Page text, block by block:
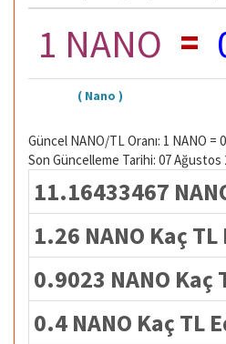
1 NANO =
( Nano )
Güncel NANO/TL Oranı: 1 NANO =
Son Güncelleme Tarihi: 07 Ağustos
11.16433467
1.26 NANO Kaç TL
0.9023 NANO Kaç
0.4 NANO Kaç TL